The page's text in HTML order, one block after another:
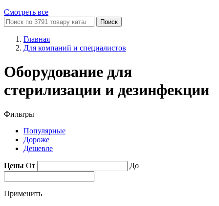
Смотреть все
Поиск
Главная
Для компаний и специалистов
Оборудование для
стерилизации и дезинфекции
Фильтры
Популярные
Дороже
Дешевле
Цены От До
Применить